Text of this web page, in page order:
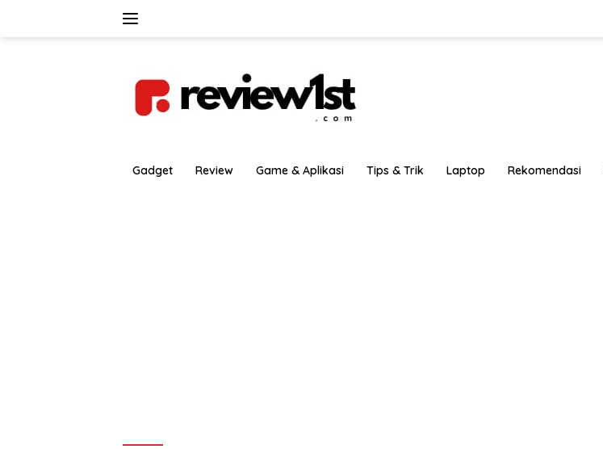
Gadget Review Game & Aplikasi Tips & Trik Laptop Rekomendasi